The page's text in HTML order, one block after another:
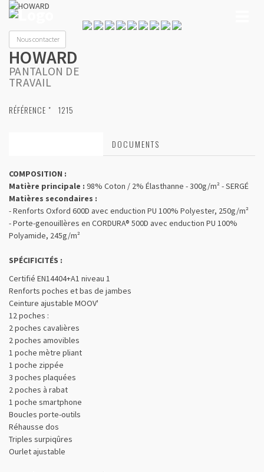
Nous contacter
HOWARD
PANTALON DE
TRAVAIL
RÉFÉRENCE " 1215
DOCUMENTS
COMPOSITION :
Matière principale : 98% Coton / 2% Élasthanne - 300g/m² - SERGÉ
Matières secondaires :
- Renforts Oxford 600D avec enduction PU 100% Polyester, 250g/m²
- Porte-genouillères en CORDURA® 500D avec enduction PU 100%
Polyamide, 245g/m²
SPÉCIFICITÉS :
Certifié EN14404+A1 niveau 1
Renforts poches et bas de jambes
Ceinture ajustable MOOV'
12 poches :
2 poches cavalières
2 poches amovibles
1 poche mètre pliant
1 poche zippée
3 poches plaquées
2 poches à rabat
1 poche smartphone
Boucles porte-outils
Réhausse dos
Triples surpiqûres
Ourlet ajustable